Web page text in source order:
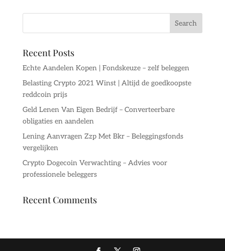
Recent Posts
Echte Aandelen Kopen | Fondskeuze – zelf beleggen
Belasting Crypto 2021 Winst | Altijd de goedkoopste
reddcoin prijs
Geld Lenen Van Eigen Bedrijf – Converteerbare
obligaties en aandelen
Lening Aanvragen Zzp Met Bkr – Beleggingsfonds
vergelijken
Crypto Dogecoin Verwachting – Advies voor
professionele beleggers
Recent Comments